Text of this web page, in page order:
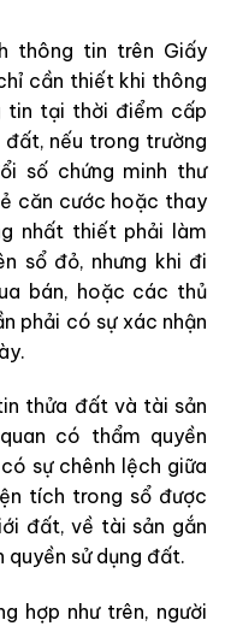
thông tin trên Giấy
cần thiết khi thông
tin tại thời điểm cấp
đất, nếu trong trường
số chứng minh thư
căn cước hoặc thay
nhất thiết phải làm
sổ đỏ, nhưng khi đi
bán, hoặc các thủ
phải có sự xác nhận
thửa đất và tài sản
có thẩm quyền
sự chênh lệch giữa
tích trong sổ được
đất, về tài sản gắn
quyền sử dụng đất.
hợp như trên, người